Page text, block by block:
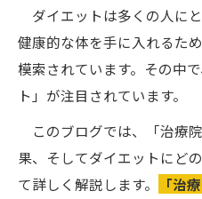
ダイエットは多くの人に
健康的な体を手に入れるた
模索されています。その中
ト」が注目されています。
このブログでは、「治療
果、そしてダイエットにど
て詳しく解説します。
「治